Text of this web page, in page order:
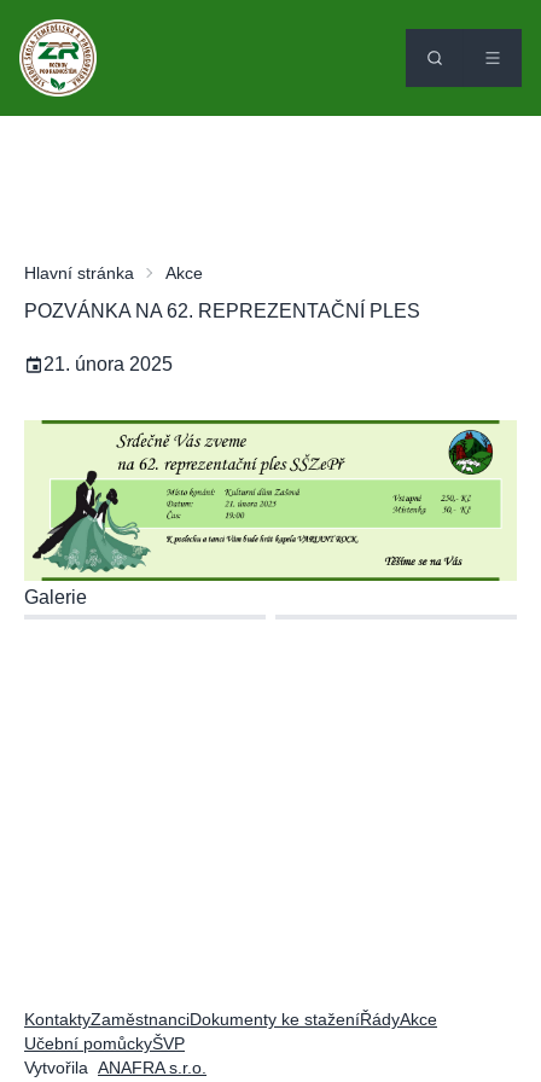
Hlavní stránka Akce
POZVÁNKA NA 62. REPREZENTAČNÍ PLES
21. února 2025
Galerie
KontaktyZaměstnanciDokumenty ke staženíŘádyAkce
Učební pomůckyŠVP
Vytvořila ANAFRA s.r.o.